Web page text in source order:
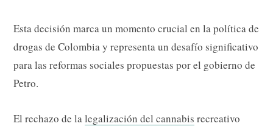
Esta decisión marca un momento crucial en la política de
drogas de Colombia y representa un desafío significativo
para las reformas sociales propuestas por el gobierno de
Petro.
El rechazo de lalegalización del cannabis recreativo